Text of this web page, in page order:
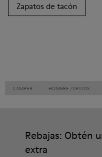
Zapatos de tacón
CAMPER HOMBRE ZAPATOS
Rebajas: Obtén
extra